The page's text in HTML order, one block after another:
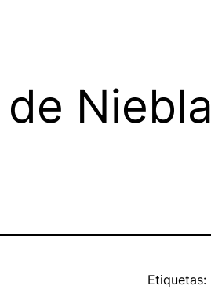
Niebla
Etiquetas: